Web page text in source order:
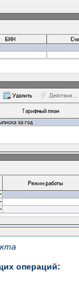
операций: